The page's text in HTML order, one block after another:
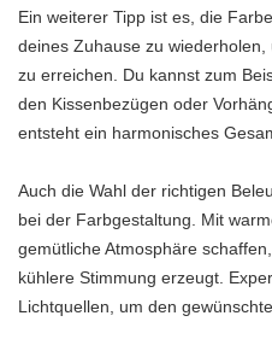
Ein weiterer Tipp ist es, die
deines Zuhause zu
zu erreichen. Du kannst zum
den Kissenbezügen oder
entsteht ein harmonisches
Auch die Wahl der richtigen
bei der Farbgestaltung. Mit
gemütliche Atmosphäre
kühlere Stimmung erzeugt.
Lichtquellen, um den